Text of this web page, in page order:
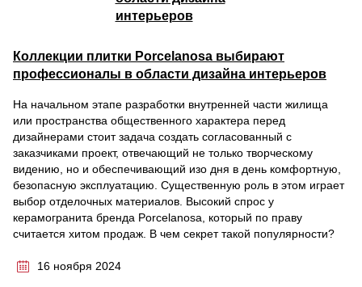
Коллекции плитки Porcelanosa выбирают
профессионалы в области дизайна интерьеров
На начальном этапе разработки внутренней части жилища
или пространства общественного характера перед
дизайнерами стоит задача создать согласованный с
заказчиками проект, отвечающий не только творческому
видению, но и обеспечивающий изо дня в день комфортную,
безопасную эксплуатацию. Существенную роль в этом играет
выбор отделочных материалов. Высокий спрос у
керамогранита бренда Porcelanosa, который по праву
считается хитом продаж. В чем секрет такой популярности?
16 ноября 2024